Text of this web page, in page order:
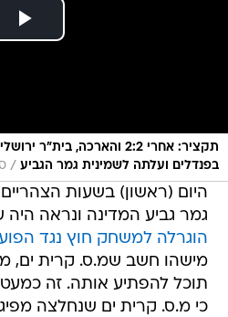
בפנדלים ועלתה לשמינית גמר הגביע /
היום (ראשון) בשעות
גמר גביע המדינה ונראה היה
הוגרלה למשחק חוץ נגד
מישהו חשב שמ.ס. קרית ים,
תוכל להפתיע אותה. זה כמעט
כי מ.ס. קרית ים שנחלצה